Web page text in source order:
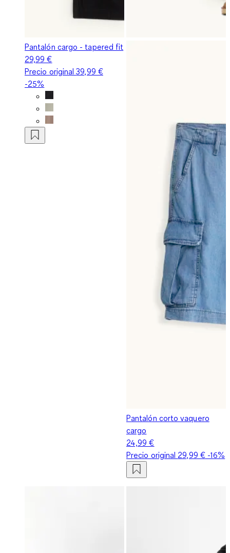
Pantalón cargo - tapered fit
29,99 €
Precio original39,99 €
-25%
Pantalón corto vaquero
cargo
24,99 €
Precio original 29,99 €-16%